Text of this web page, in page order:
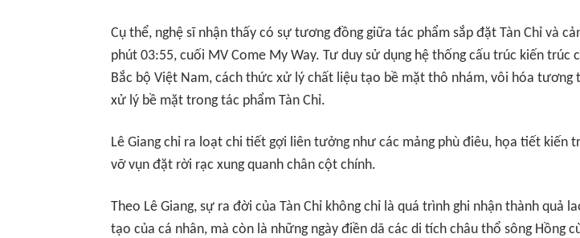
Cụ thể, nghệ sĩ nhận thấy có sự tương đồng giữa tác phẩm sắp đặt Tàn Chỉ và
phút 03:55, cuối MV Come My Way. Tư duy sử dụng hệ thống cấu trúc kiến trúc
Bắc bộ Việt Nam, cách thức xử lý chất liệu tạo bề mặt thô nhám, vôi hóa tương
xử lý bề mặt trong tác phẩm Tàn Chỉ.
Lê Giang chỉ ra loạt chi tiết gợi liên tưởng như các mảng phù điêu, họa tiết kiến
vỡ vụn đặt rời rạc xung quanh chân cột chính.
Theo Lê Giang, sự ra đời của Tàn Chỉ không chỉ là quá trình ghi nhận thành quả
tạo của cá nhân, mà còn là những ngày điền dã các di tích châu thổ sông Hồng